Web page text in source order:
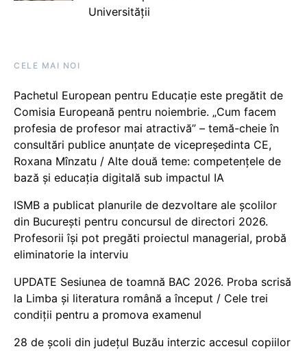
Universității
CELE MAI NOI
Pachetul European pentru Educație este pregătit de
Comisia Europeană pentru noiembrie. „Cum facem
profesia de profesor mai atractivă” – temă-cheie în
consultări publice anunțate de vicepreședinta CE,
Roxana Mînzatu / Alte două teme: competențele de
bază și educația digitală sub impactul IA
ISMB a publicat planurile de dezvoltare ale școlilor
din București pentru concursul de directori 2026.
Profesorii își pot pregăti proiectul managerial, probă
eliminatorie la interviu
UPDATE Sesiunea de toamnă BAC 2026. Proba scrisă
la Limba și literatura română a început / Cele trei
condiții pentru a promova examenul
28 de școli din județul Buzău interzic accesul copiilor